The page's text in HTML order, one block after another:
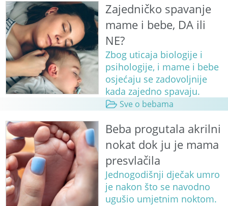
Zajedničko spavanje
mame i bebe, DA ili
NE?
Zbog uticaja biologije i
psihologije, i mame i bebe
osjećaju se zadovoljnije
kada zajedno spavaju.
Sve o bebama
Beba progutala akrilni
nokat dok ju je mama
presvlačila
Jednogodišnji dječak umro
je nakon što se navodno
ugušio umjetnim noktom.